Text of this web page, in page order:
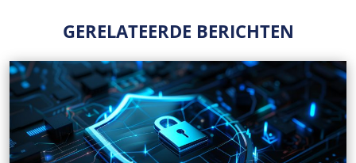
GERELATEERDE BERICHTEN